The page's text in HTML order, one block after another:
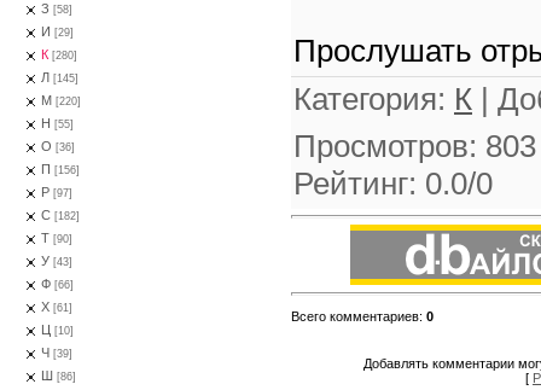
З [58]
И [29]
К [280]
Л [145]
М [220]
Н [55]
О [36]
П [156]
Р [97]
С [182]
Т [90]
У [43]
Ф [66]
Х [61]
Ц [10]
Ч [39]
Ш [86]
Прослушать
Категория: К |
Просмотров: 803
Рейтинг: 0.0/0
Всего комментариев: 0
Добавлять комментарии
[